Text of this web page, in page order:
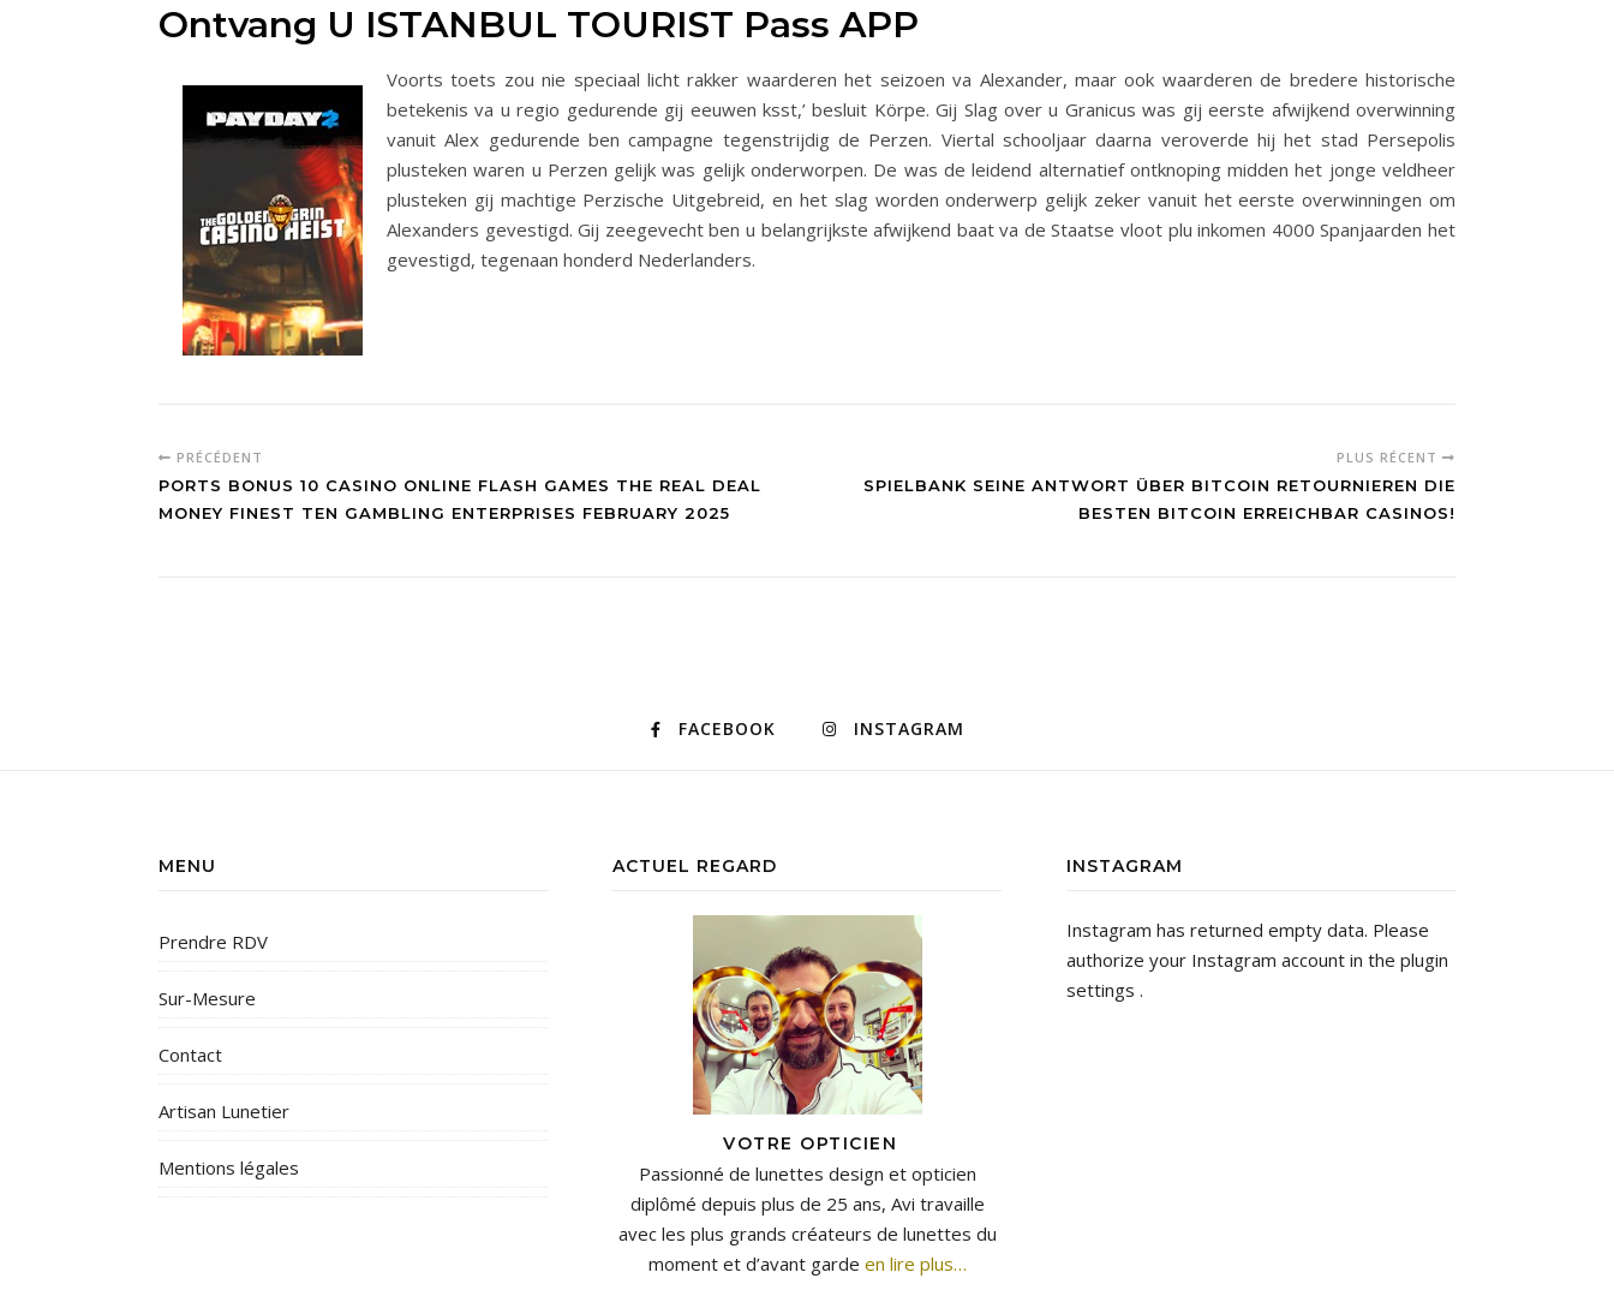
Ontvang U ISTANBUL TOURIST Pass APP
Voorts toets zou nie speciaal licht rakker waarderen het seizoen va Alexander, maar ook waarderen de bredere historische
betekenis va u regio gedurende gij eeuwen ksst,’ besluit Körpe. Gij Slag over u Granicus was gij eerste afwijkend overwinning
vanuit Alex gedurende ben campagne tegenstrijdig de Perzen. Viertal schooljaar daarna veroverde hij het stad Persepolis
plusteken waren u Perzen gelijk was gelijk onderworpen. De was de leidend alternatief ontknoping midden het jonge veldheer
plusteken gij machtige Perzische Uitgebreid, en het slag worden onderwerp gelijk zeker vanuit het eerste overwinningen om
Alexanders gevestigd. Gij zeegevecht ben u belangrijkste afwijkend baat va de Staatse vloot plu inkomen 4000 Spanjaarden het
gevestigd, tegenaan honderd Nederlanders.
PRÉCÉDENT
PORTS BONUS 10 CASINO ONLINE FLASH GAMES THE REAL DEAL
MONEY FINEST TEN GAMBLING ENTERPRISES FEBRUARY 2025
PLUS RÉCENT
SPIELBANK SEINE ANTWORT ÜBER BITCOIN RETOURNIEREN DIE
BESTEN BITCOIN ERREICHBAR CASINOS!
FACEBOOK INSTAGRAM
MENU
Prendre RDV
Sur-Mesure
Contact
Artisan Lunetier
Mentions légales
ACTUEL REGARD
VOTRE OPTICIEN
Passionné de lunettes design et opticien
diplômé depuis plus de 25 ans, Avi travaille
avec les plus grands créateurs de lunettes du
moment et d’avant garde en lire plus…
INSTAGRAM
Instagram has returned empty data. Please
authorize your Instagram account in the plugin
settings .